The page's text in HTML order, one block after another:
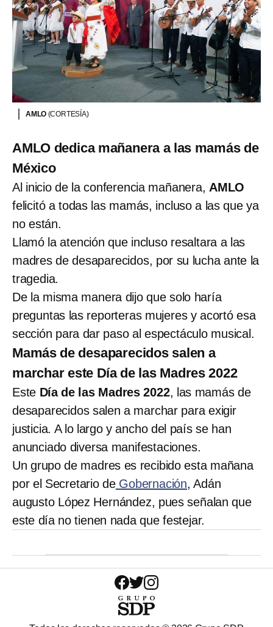
AMLO (CORTESÍA)
AMLO dedica mañanera a las mamás de
México
Al inicio de la conferencia mañanera, AMLO
felicitó a todas las mamás, incluso a las que ya
no están.
Llamó la atención que incluso resaltara a las
madres de desaparecidos, por su lucha ante la
tragedia.
De la misma manera dijo que solo haría
preguntas las reporteras mujeres y acortó esa
sección para dar paso al espectáculo musical.
Mamás de desaparecidos salen a
marchar este Día de las Madres 2022
Este Día de las Madres 2022, las mamás de
desaparecidos salen a marchar para exigir
justicia. A lo largo y ancho del país se han
anunciado diversa manifestaciones.
Un grupo de madres es recibido esta mañana
por el Secretario deGobernación, Adán
augusto López Hernández, pues señalan que
este día no tienen nada que festejar.